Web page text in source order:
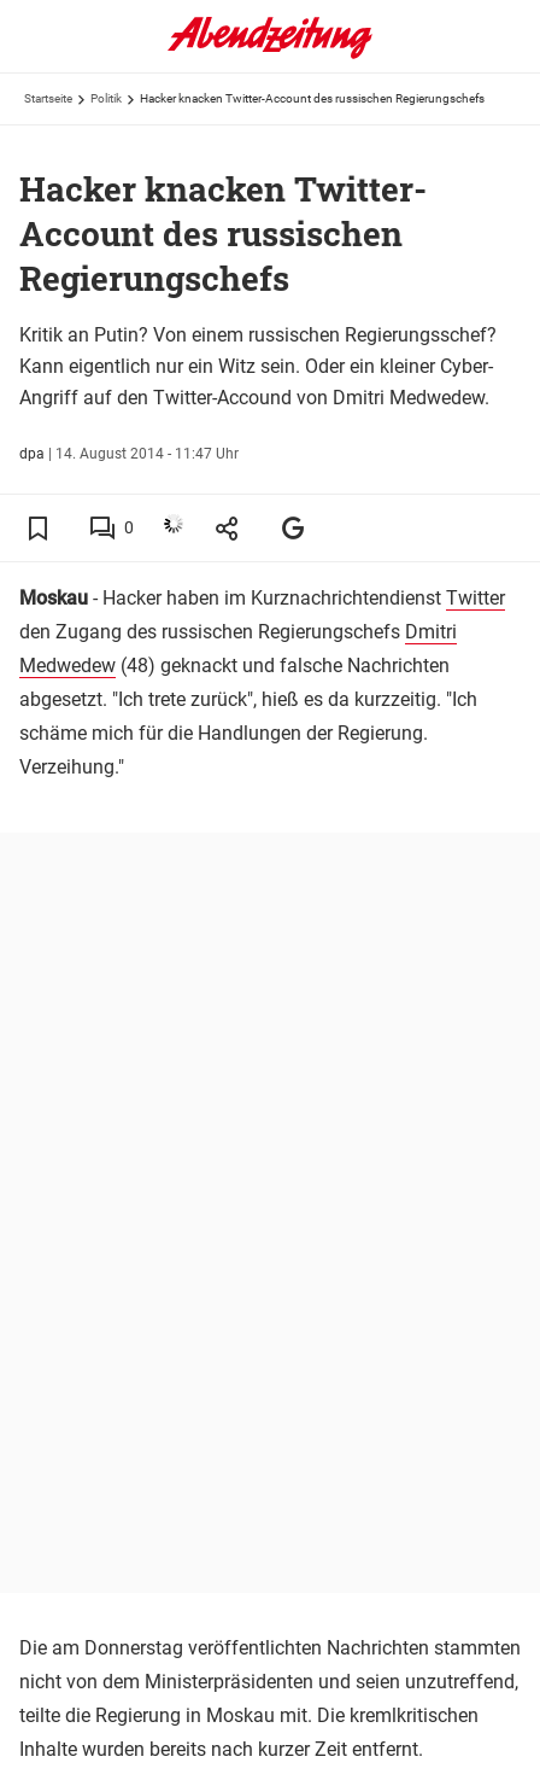
Startseite Politik Hacker knacken Twitter-Account des russischen Regierungschefs
Hacker knacken Twitter-
Account des russischen
Regierungschefs
Kritik an Putin? Von einem russischen Regierungsschef?
Kann eigentlich nur ein Witz sein. Oder ein kleiner Cyber-
Angriff auf den Twitter-Accound von Dmitri Medwedew.
dpa | 14. August 2014 - 11:47 Uhr
0
Moskau - Hacker haben im Kurznachrichtendienst Twitter
den Zugang des russischen Regierungschefs Dmitri
Medwedew (48) geknackt und falsche Nachrichten
abgesetzt. "Ich trete zurück", hieß es da kurzzeitig. "Ich
schäme mich für die Handlungen der Regierung.
Verzeihung."
Die am Donnerstag veröffentlichten Nachrichten stammten
nicht von dem Ministerpräsidenten und seien unzutreffend,
teilte die Regierung in Moskau mit. Die kremlkritischen
Inhalte wurden bereits nach kurzer Zeit entfernt.